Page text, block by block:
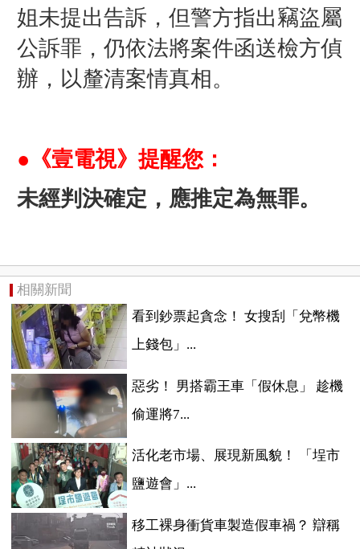
姐未提出告訴，但警方指出竊盜屬
公訴罪，仍依法將案件函送檢方偵
辦，以釐清案情真相。
●《壹電視》提醒您：
未經判決確定，應推定為無罪。
相關新聞
看到鈔票起貪念！ 女搜刮「兌幣機
上錢包」...
惡劣！ 男搭霸王車「假休息」 趁機
偷運將7...
活化老市場、展現新風貌！ 「埕市
鹽遊會」...
移工裸身衝貨車製造假車禍？ 辯稱